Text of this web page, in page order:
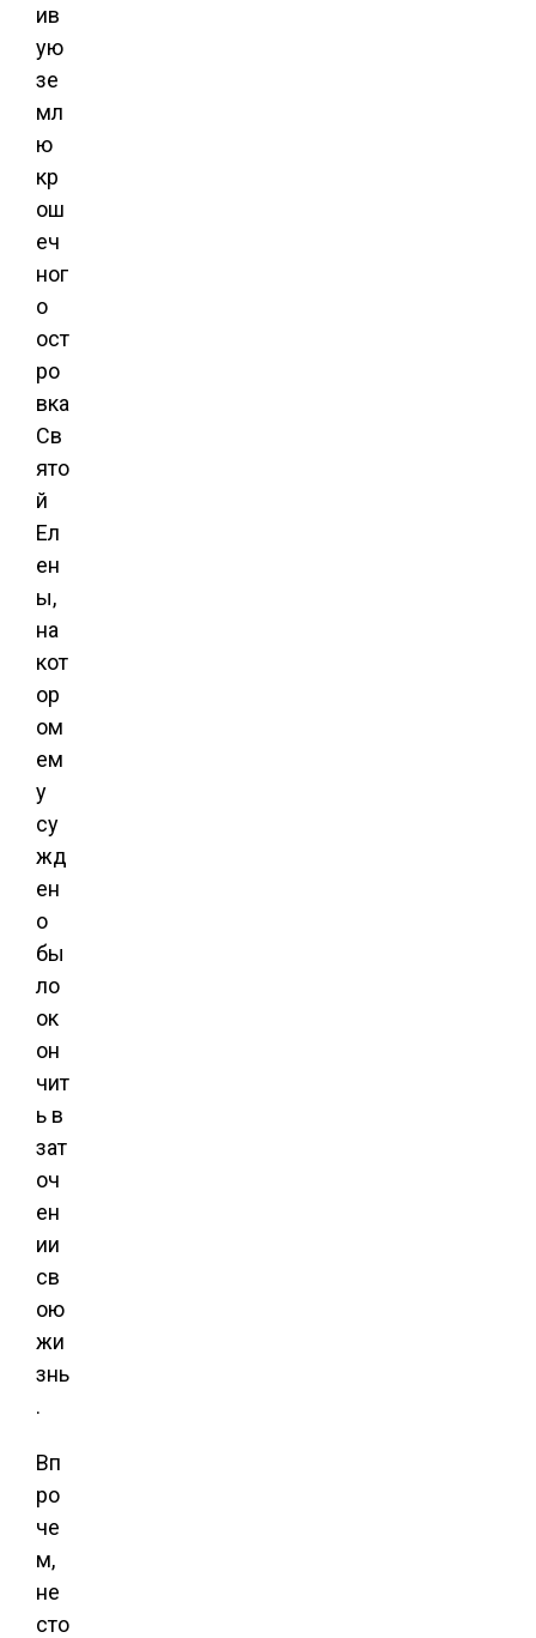
ив
ую
зе
мл
ю
кр
ош
еч
ног
о
ост
ро
вка
Св
ято
й
Ел
ен
ы,
на
кот
ор
ом
ем
у
су
жд
ен
о
бы
ло
ок
он
чит
ь в
зат
оч
ен
ии
св
ою
жи
знь
.
Вп
ро
че
м,
не
сто